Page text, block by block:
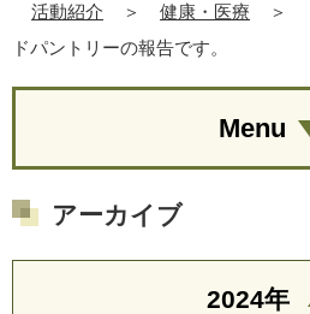
活動紹介
＞ 健康・医療 ＞
ドパントリーの報告です。
Menu
アーカイブ
2024年